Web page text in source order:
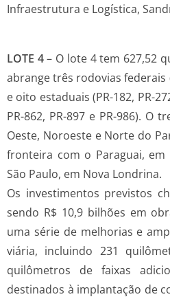
Infraestrutura e Logística,
LOTE 4– O lote 4 tem 627,52
abrange três rodovias federais
e oito estaduais (PR-182, PR-
PR-862, PR-897 e PR-986). O
Oeste, Noroeste e Norte do
fronteira com o Paraguai,
São Paulo, em Nova Londrina.
Os investimentos previstos
sendo R$ 10,9 bilhões em
uma série de melhorias e
viária, incluindo 231
quilômetros de faixas
destinados à implantação de